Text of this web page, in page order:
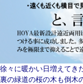
徐々に暖かい日増えてき
裏の緑道の桜の木も倒木